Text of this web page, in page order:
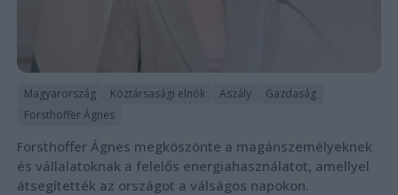
Magyarország Köztársasági elnök Aszály
Gazdaság
Forsthoffer Ágnes
Forsthoffer Ágnes megköszönte a magánszemélyeknek
és vállalatoknak a felelős energiahasználatot, amellyel
átsegítették az országot a válságos napokon.